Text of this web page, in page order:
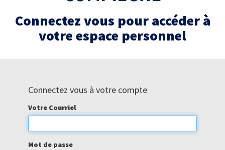
Connectez vous pour accéder à
votre espace personnel
Connectez vous à votre compte
Votre Courriel
Mot de passe